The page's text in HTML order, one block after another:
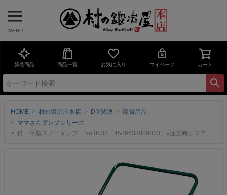
MENU
新着商品 商品一覧 お気に入り マイページ カート
HOME 村の鍛冶屋本店 DIY関連
除雪用品
ママさんダンプシリーズ
鉄 平型スノーダンプ No.0033［4536633000033］※注文時システム上送料無料表記ですが後ほど大型送料かかります！